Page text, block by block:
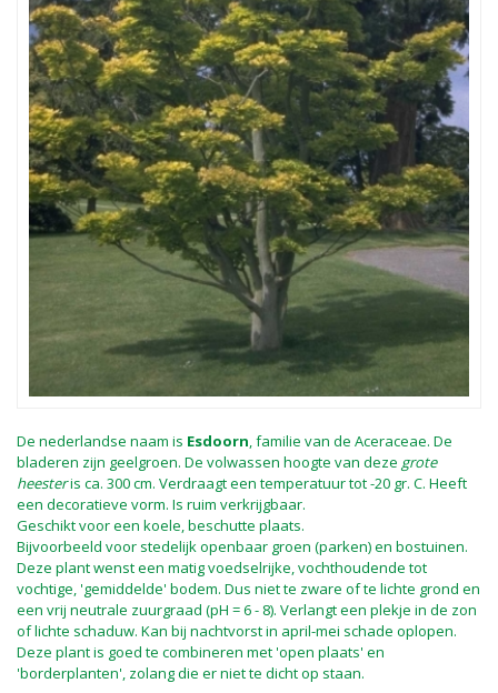
De nederlandse naam is Esdoorn , familie van de Aceraceae. De
bladeren zijn geelgroen. De volwassen hoogte van deze grote
heesteris ca. 300 cm. Verdraagt een temperatuur tot -20 gr. C. Heeft
een decoratieve vorm. Is ruim verkrijgbaar.
Geschikt voor een koele, beschutte plaats.
Bijvoorbeeld voor stedelijk openbaar groen (parken) en bostuinen.
Deze plant wenst een matig voedselrijke, vochthoudende tot
vochtige, 'gemiddelde' bodem. Dus niet te zware of te lichte grond en
een vrij neutrale zuurgraad (pH = 6 - 8). Verlangt een plekje in de zon
of lichte schaduw. Kan bij nachtvorst in april-mei schade oplopen.
Deze plant is goed te combineren met 'open plaats' en
'borderplanten', zolang die er niet te dicht op staan.